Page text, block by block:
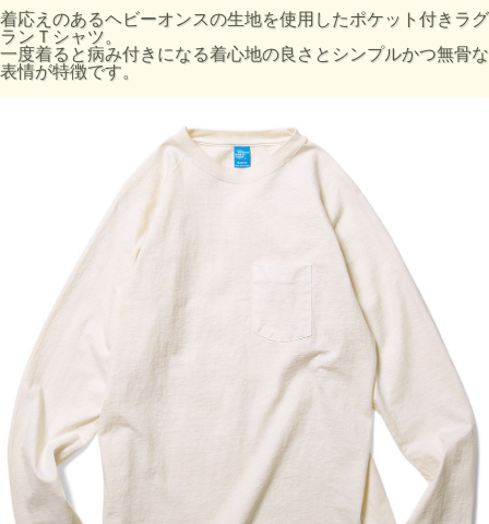
厚手の生地特有の凹凸に色の濃淡が際立つPigment Dye（顔
料染め）カラーは、 他にはない味のある表情が特徴で、洗
濯の度に表面から徐々に色褪せしさらに風合いを増していく
ので、長く愛用するほどに上質なビンテージ品のように印象
が変わっていきます。
まるで薄手のスウェットのように存在感のあるＴシャツ生地
は、肌に触れて心地良い適度な厚みで、良質なアメリカ綿の
着心地を存分に味わうことができます。
重厚な生地を支える強固な縫製、厚みやゴワつきが気になら
ず動きやすいラグランスリーブ、裾のサイドベンツ + ロング
テールはデザインのワンポイントにもなっています。
後ろの裾が長くなっていて、両サイドにはカッティングを入
れているので、着用した際に裾が邪魔にならず、全体がもた
つきません。
Fabric Made In USA
Assembled In Japan
サイズ
着丈（前）
裄丈 (cm)
S
77
M
67.5
78
着応えのあるヘビーオンスの生地を使用したポケット付きラグ
ランＴシャツ。
一度着ると病み付きになる着心地の良さとシンプルかつ無骨な
表情が特徴です。